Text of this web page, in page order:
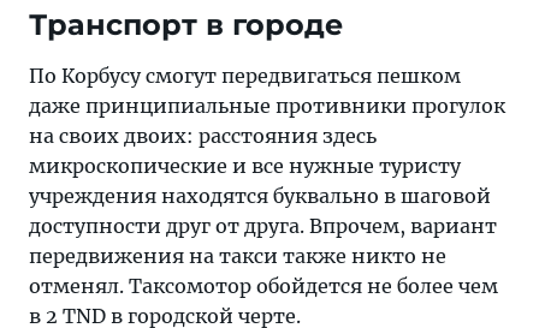
Транспорт в городе
По Корбусу смогут передвигаться пешком
даже принципиальные противники прогулок
на своих двоих: расстояния здесь
микроскопические и все нужные туристу
учреждения находятся буквально в шаговой
доступности друг от друга. Впрочем, вариант
передвижения на такси также никто не
отменял. Таксомотор обойдется не более чем
в 2 TND в городской черте.